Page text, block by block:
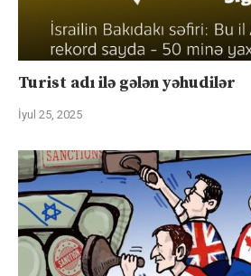
Turist adı ilə gələn yəhudilər
İyul 25, 2025